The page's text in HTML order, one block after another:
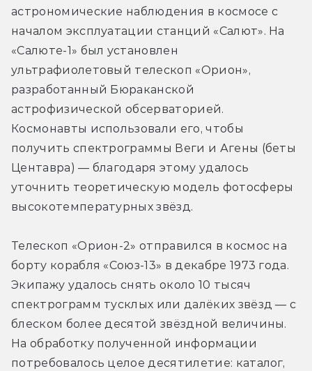
астрономические наблюдения в космосе с
началом эксплуатации станций «Салют». На
«Салюте-1» был установлен
ультрафиолетовый телескоп «Орион»,
разработанный Бюраканской
астрофизической обсерваторией.
Космонавты использовали его, чтобы
получить спектрограммы Веги и Агены (беты
Центавра) — благодаря этому удалось
уточнить теоретическую модель фотосферы
высокотемпературных звёзд.
Телескоп «Орион-2» отправился в космос на
борту корабля «Союз-13» в декабре 1973 года.
Экипажу удалось снять около 10 тысяч
спектрограмм тусклых или далёких звёзд — с
блеском более десятой звёздной величины.
На обработку полученной информации
потребовалось целое десятилетие: каталог,